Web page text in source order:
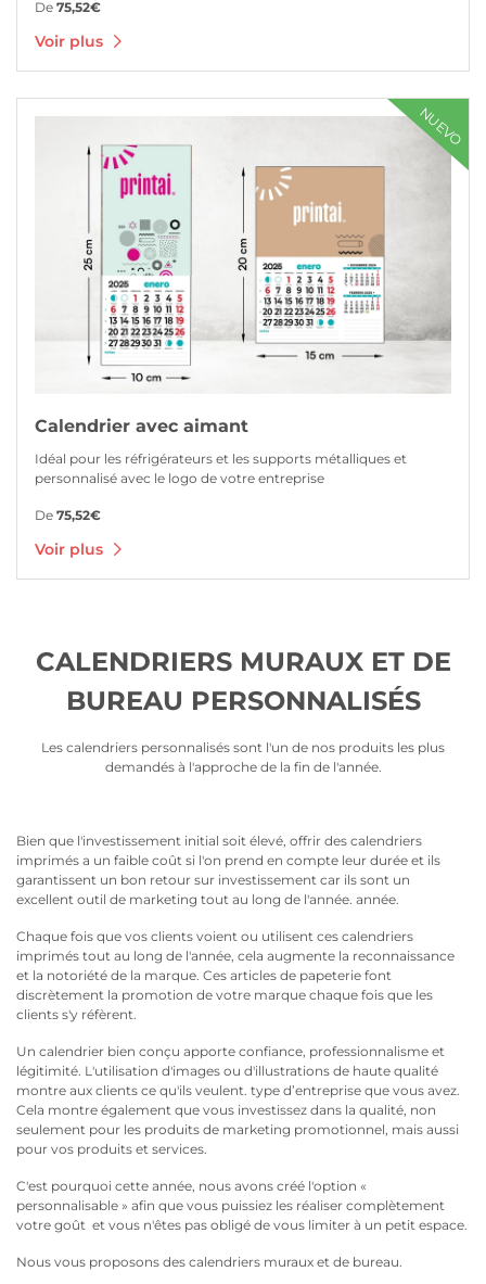
De 75,52€
Voir plus
NUEVO
Calendrier avec aimant
Idéal pour les réfrigérateurs et les supports métalliques et
personnalisé avec le logo de votre entreprise
De 75,52€
Voir plus
CALENDRIERS MURAUX ET DE
BUREAU PERSONNALISÉS
Les calendriers personnalisés sont l'un de nos produits les plus
demandés à l'approche de la fin de l'année.
Bien que l'investissement initial soit élevé, offrir des calendriers
imprimés a un faible coût si l'on prend en compte leur durée et ils
garantissent un bon retour sur investissement car ils sont un
excellent outil de marketing tout au long de l'année. année.
Chaque fois que vos clients voient ou utilisent ces calendriers
imprimés tout au long de l'année, cela augmente la reconnaissance
et la notoriété de la marque. Ces articles de papeterie font
discrètement la promotion de votre marque chaque fois que les
clients s'y réfèrent.
Un calendrier bien conçu apporte confiance, professionnalisme et
légitimité. L'utilisation d'images ou d'illustrations de haute qualité
montre aux clients ce qu'ils veulent. type d’entreprise que vous avez.
Cela montre également que vous investissez dans la qualité, non
seulement pour les produits de marketing promotionnel, mais aussi
pour vos produits et services.
C'est pourquoi cette année, nous avons créé l'option «
personnalisable » afin que vous puissiez les réaliser complètement
votre goût et vous n'êtes pas obligé de vous limiter à un petit espace.
Nous vous proposons des calendriers muraux et de bureau.